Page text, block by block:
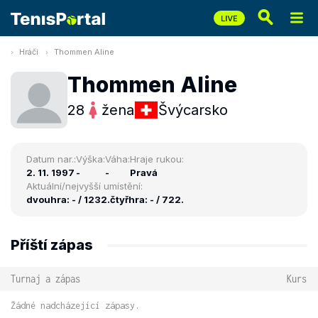
Hráči Thommen Aline
Thommen Aline
28 žena Švýcarsko
Datum nar.:
2. 11. 1997
Výška:
-
Váha:
-
Hraje rukou:
Pravá
Aktuální/nejvyšší umístění:
dvouhra: - / 1232.čtyřhra: - / 722.
Příští zápas
Turnaj a zápas Kurs
Žádné nadcházející zápasy.